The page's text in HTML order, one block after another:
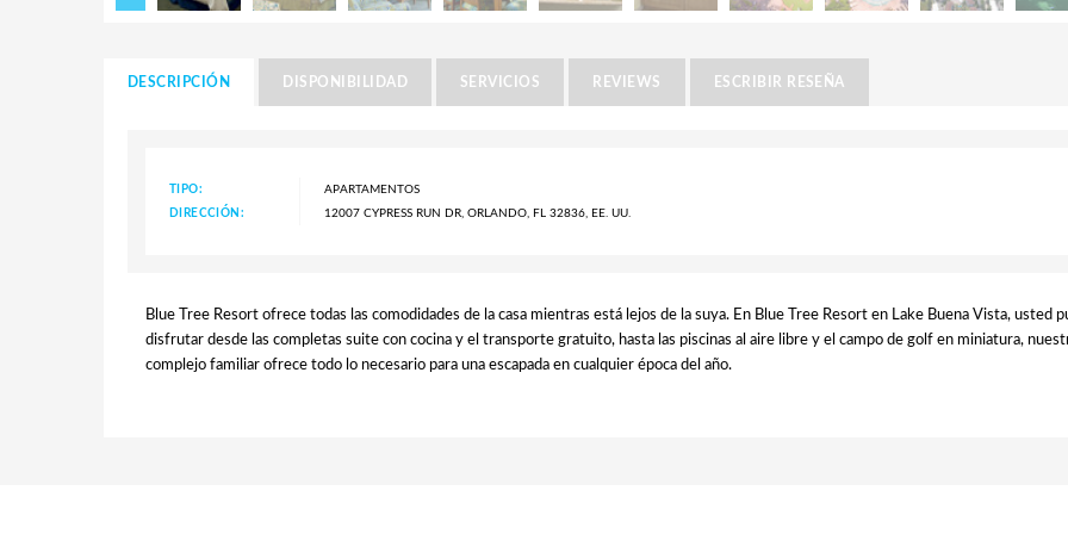
DESCRIPCIÓN DISPONIBILIDAD SERVICIOS REVIEWS ESCRIBIR RESEÑA
TIPO:
APARTAMENTOS
DIRECCIÓN:
12007 CYPRESS RUN DR, ORLANDO, FL 32836, EE. UU.
Blue Tree Resort ofrece todas las comodidades de la casa mientras está lejos de la suya. En Blue Tree Resort en Lake Buena Vista, usted
disfrutar desde las completas suite con cocina y el transporte gratuito, hasta las piscinas al aire libre y el campo de golf en miniatura,
complejo familiar ofrece todo lo necesario para una escapada en cualquier época del año.